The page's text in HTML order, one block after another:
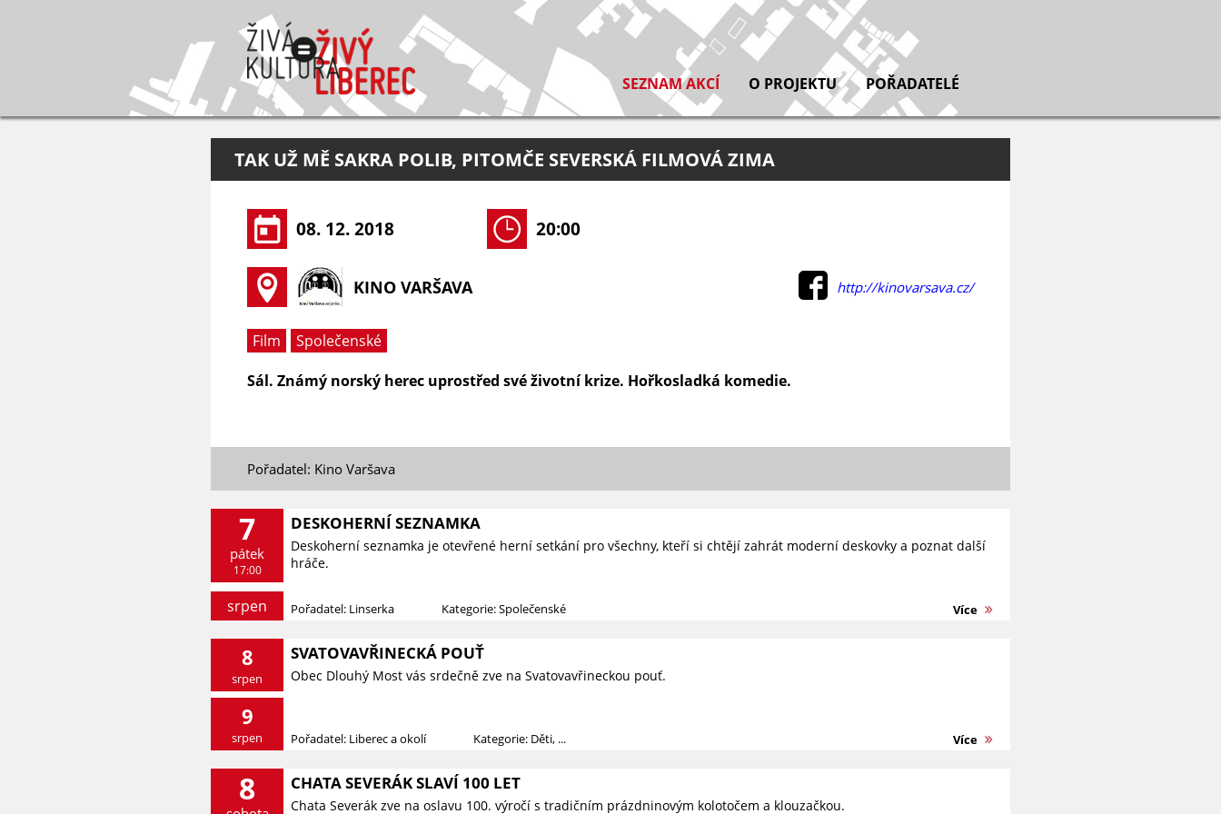
SEZNAM AKCÍ O PROJEKTU POŘADATELÉ
TAK UŽ MĚ SAKRA POLIB, PITOMČE SEVERSKÁ FILMOVÁ ZIMA
08. 12. 2018 20:00
KINO VARŠAVA http://kinovarsava.cz/
Film
Společenské
Sál. Známý norský herec uprostřed své životní krize. Hořkosladká komedie.
Pořadatel: Kino Varšava
7
pátek
17:00
srpen
DESKOHERNÍ SEZNAMKA
Deskoherní seznamka je otevřené herní setkání pro všechny, kteří si chtějí zahrát moderní deskovky a poznat další
hráče.
Pořadatel: Linserka Kategorie: Společenské Více
8
srpen
9
srpen
SVATOVAVŘINECKÁ POUŤ
Obec Dlouhý Most vás srdečně zve na Svatovavřineckou pouť.
Pořadatel: Liberec a okolí Kategorie: Děti, ... Více
8 CHATA SEVERÁK SLAVÍ 100 LET
Chata Severák zve na oslavu 100. výročí s tradičním prázdninovým kolotočem a klouzačkou.